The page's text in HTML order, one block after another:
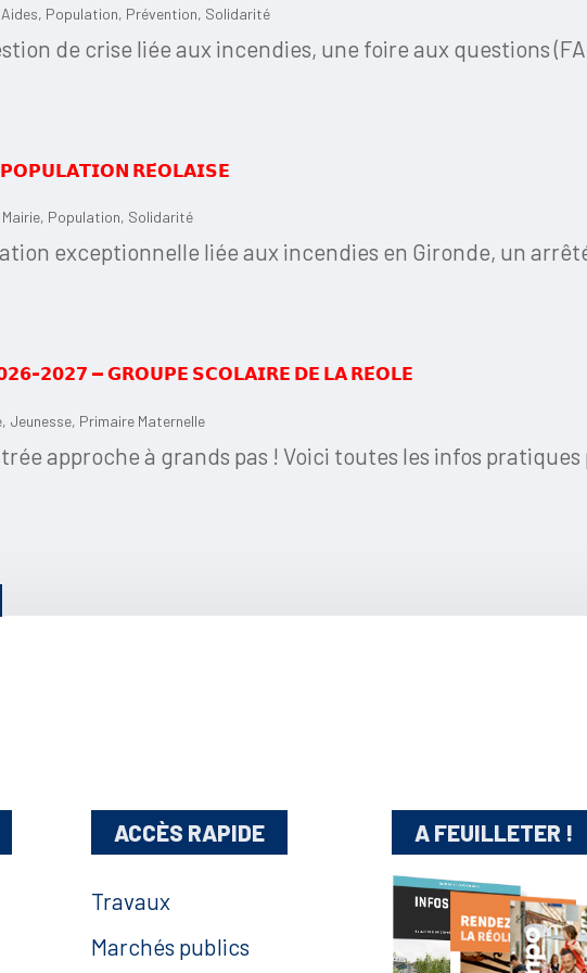
Aides, Population, Prévention, Solidarité
de crise liée aux incendies, une foire aux questions
𝗥𝗘́𝗢𝗟𝗔𝗜𝗦𝗘
Mairie, Population, Solidarité
exceptionnelle liée aux incendies en Gironde, un
𝟮𝟬𝟮𝟳 — 𝗚𝗥𝗢𝗨𝗣𝗘 𝗦𝗖𝗢𝗟𝗔𝗜𝗥𝗘 𝗗𝗘 𝗟𝗔 𝗥𝗘́𝗢𝗟𝗘
, Jeunesse, Primaire Maternelle
approche à grands pas ! Voici toutes les infos
ACCÈS RAPIDE
Travaux
Marchés publics
A FEUILLETER !